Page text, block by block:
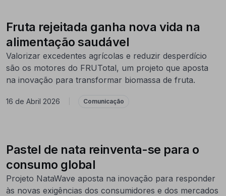
Fruta rejeitada ganha nova vida na
alimentação saudável
Valorizar excedentes agrícolas e reduzir desperdício
são os motores do FRUTotal, um projeto que aposta
na inovação para transformar biomassa de fruta.
16 de Abril 2026 Comunicação
Pastel de nata reinventa-se para o
consumo global
Projeto NataWave aposta na inovação para responder
às novas exigências dos consumidores e dos mercados